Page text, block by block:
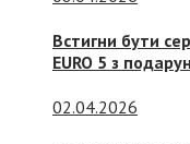
Встигни бути
EURO 5 з
02.04.2026